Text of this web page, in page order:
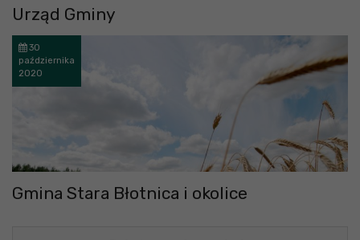
Urząd Gminy
30
października
2020
Gmina Stara Błotnica i okolice